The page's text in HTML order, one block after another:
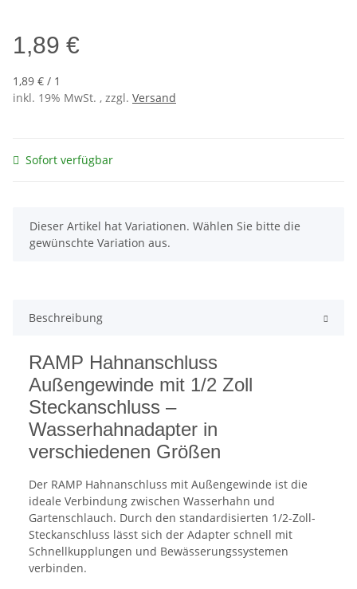
1,89 €
1,89 € / 1
inkl. 19% MwSt. , zzgl. Versand
Sofort verfügbar
x
Dieser Artikel hat Variationen. Wählen Sie bitte die
gewünschte Variation aus.
Beschreibung
RAMP Hahnanschluss
Außengewinde mit 1/2 Zoll
Steckanschluss –
Wasserhahnadapter in
verschiedenen Größen
Der RAMP Hahnanschluss mit Außengewinde ist die
ideale Verbindung zwischen Wasserhahn und
Gartenschlauch. Durch den standardisierten 1/2-Zoll-
Steckanschluss lässt sich der Adapter schnell mit
Schnellkupplungen und Bewässerungssystemen
verbinden.